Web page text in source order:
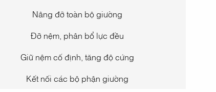
Nâng đỡ toàn bộ giường
Đỡ nệm, phân bổ lực đều
Giữ nệm cố định, tăng độ cứng
Kết nối các bộ phận giường